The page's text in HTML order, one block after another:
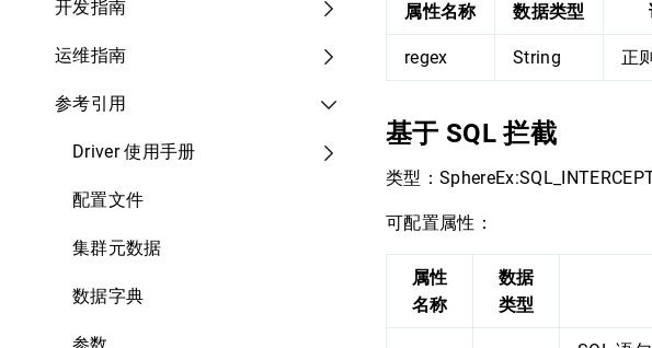
开发指南
运维指南
参考引用
Driver 使用手册
配置文件
集群元数据
数据字典
属性名称 数据类型
regex String 正
基于 SQL 拦截
类型：
可配置属性：
属性
名称
数据
类型